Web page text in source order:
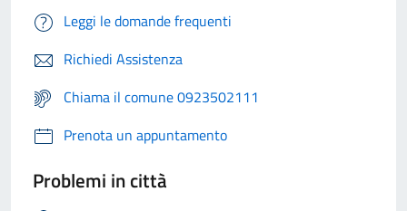
Leggi le domande frequenti
Richiedi Assistenza
Chiama il comune 0923502111
Prenota un appuntamento
Problemi in città